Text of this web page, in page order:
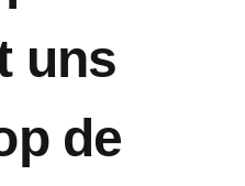
uns
de